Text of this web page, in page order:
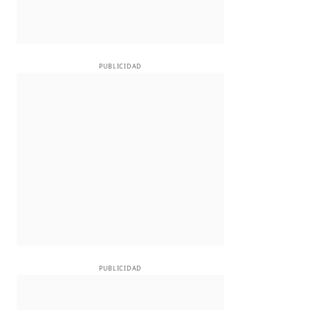
PUBLICIDAD
PUBLICIDAD